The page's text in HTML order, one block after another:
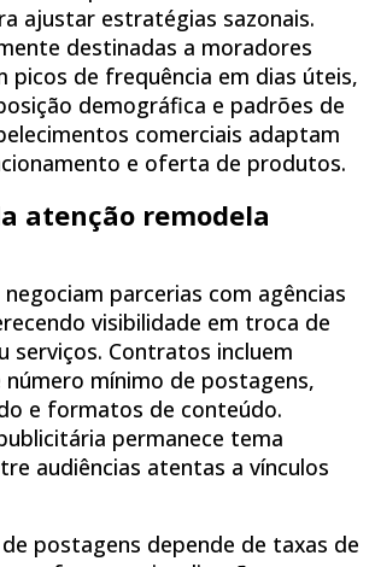
ajustar estratégias sazonais.
destinadas a moradores
picos de frequência em dias úteis,
demográfica e padrões de
comerciais adaptam
e oferta de produtos.
atenção remodela
parcerias com agências
visibilidade em troca de
serviços. Contratos incluem
número mínimo de postagens,
e formatos de conteúdo.
permanece tema
audiências atentas a vínculos
postagens depende de taxas de